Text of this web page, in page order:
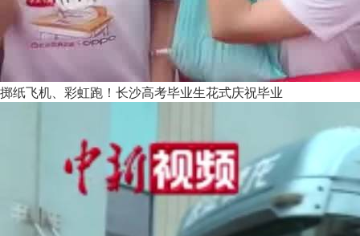
掷纸飞机、彩虹跑！长沙高考毕业生花式庆祝毕业